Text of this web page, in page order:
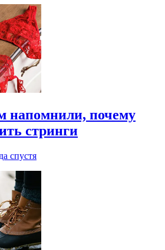
напомнили, почему
стринги
спустя